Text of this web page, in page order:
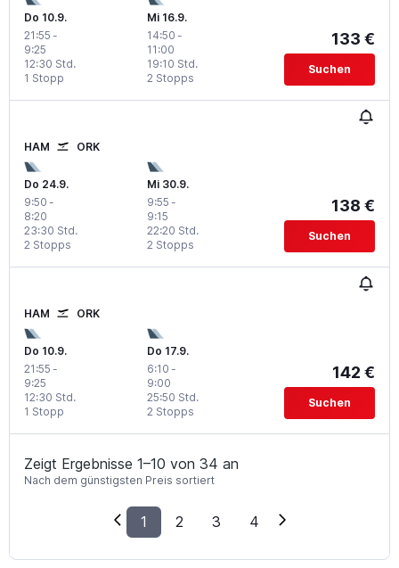
Do 10.9.
21:55 -
9:25
1 Stopp
12:30 Std.
Mi 16.9.
14:50 -
11:00
2 Stopps
19:10 Std.
133 €
Suchen
HAM ORK
Do 24.9.
9:50 -
8:20
2 Stopps
23:30 Std.
Mi 30.9.
9:55 -
9:15
2 Stopps
22:20 Std.
138 €
Suchen
HAM ORK
Do 10.9.
21:55 -
9:25
1 Stopp
12:30 Std.
Do 17.9.
6:10 -
9:00
2 Stopps
25:50 Std.
142 €
Suchen
Zeigt Ergebnisse 1–10 von 34 an
Nach dem günstigsten Preis sortiert
1 2 3 4